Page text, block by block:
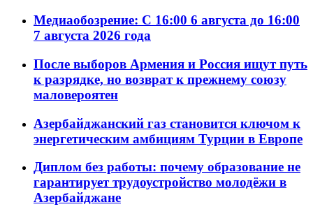
Медиаобозрение: С 16:00 6 августа до 16:00
7 августа 2026 года
После выборов Армения и Россия ищут путь
к разрядке, но возврат к прежнему союзу
маловероятен
Азербайджанский газ становится ключом к
энергетическим амбициям Турции в Европе
Диплом без работы: почему образование не
гарантирует трудоустройство молодёжи в
Азербайджане